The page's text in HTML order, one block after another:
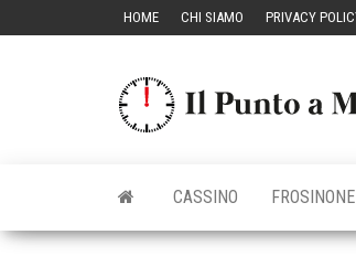
HOME CHI SIAMO PRIVACY
CASSINO FROSINONE